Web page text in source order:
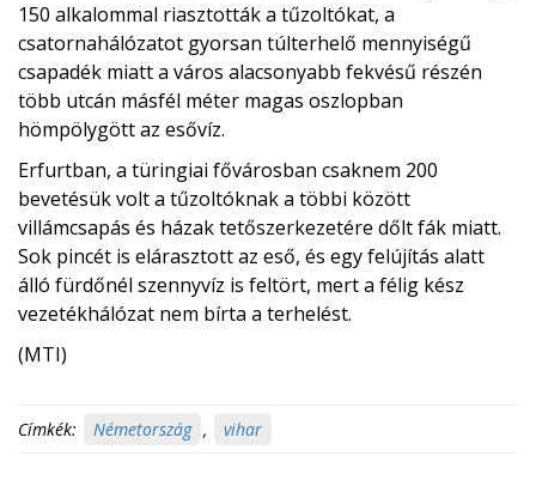
150 alkalommal riasztották a tűzoltókat, a
csatornahálózatot gyorsan túlterhelő mennyiségű
csapadék miatt a város alacsonyabb fekvésű részén
több utcán másfél méter magas oszlopban
hömpölygött az esővíz.
Erfurtban, a türingiai fővárosban csaknem 200
bevetésük volt a tűzoltóknak a többi között
villámcsapás és házak tetőszerkezetére dőlt fák miatt.
Sok pincét is elárasztott az eső, és egy felújítás alatt
álló fürdőnél szennyvíz is feltört, mert a félig kész
vezetékhálózat nem bírta a terhelést.
(MTI)
Címkék: Németország , vihar